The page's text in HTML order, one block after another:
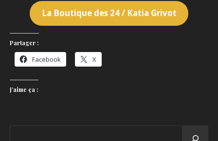
La Boutique des 24 / Katia Grivot
Partager :
Facebook X
J’aime ça :